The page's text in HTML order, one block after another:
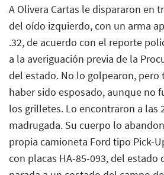
A Olivera Cartas le dispararon en
del oído izquierdo, con un arma
.32, de acuerdo con el reporte
a la averiguación previa de la
del estado. No lo golpearon, pero
haber sido esposado, aunque no
los grilletes. Lo encontraron a las
madrugada. Su cuerpo lo
propia camioneta Ford tipo Pick-
con placas HA-85-093, del estado